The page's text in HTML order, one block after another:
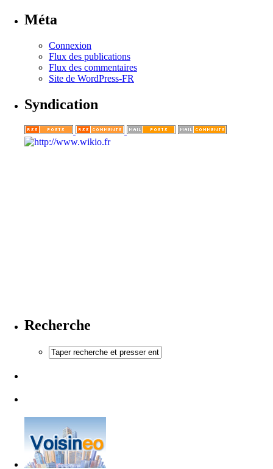
Méta
Connexion
Flux des publications
Flux des commentaires
Site de WordPress-FR
Syndication
Recherche